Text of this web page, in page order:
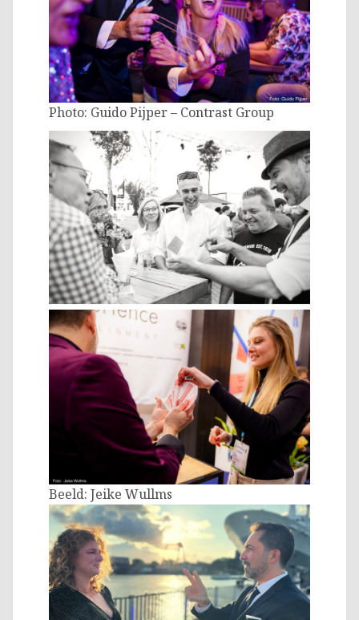
Photo: Guido Pijper – Contrast Group
Beeld: Jeike Wullms